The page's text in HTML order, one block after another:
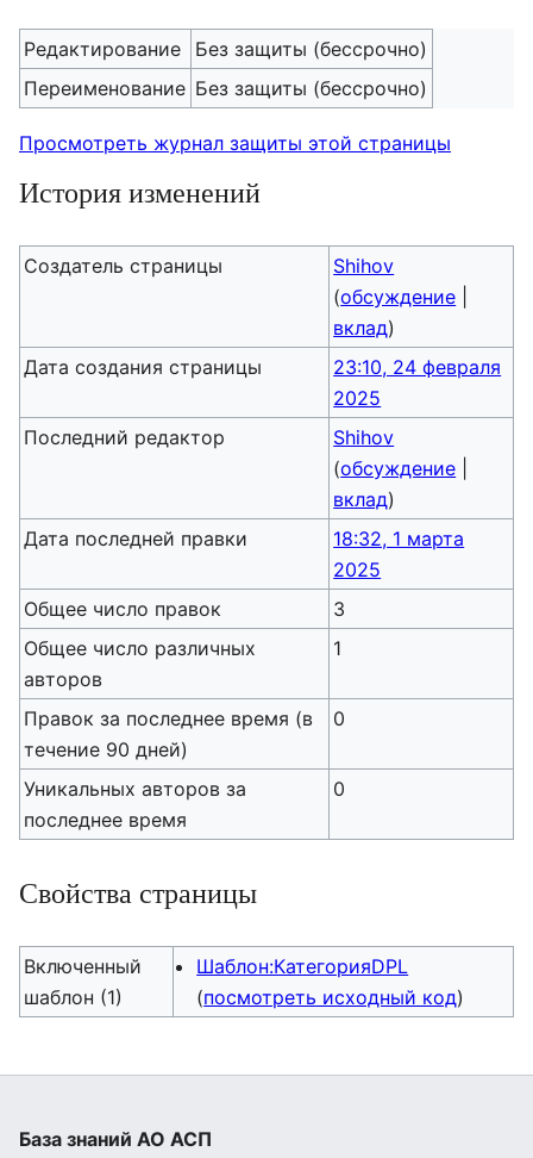
Редактирование
Без защиты (бессрочно)
Переименование Без защиты (бессрочно)
Просмотреть журнал защиты этой страницы
История изменений
Создатель страницы
Shihov
(обсуждение
вклад)
Дата создания страницы
23:10, 24 февраля
2025
Последний редактор
Shihov
(обсуждение
вклад)
Дата последней правки
18:32, 1 марта
2025
Общее число правок
3
Общее число различных
авторов
1
Правок за последнее время (в
течение 90 дней)
0
Уникальных авторов за
последнее время
0
Свойства страницы
Включенный
шаблон (1)
Шаблон:КатегорияDPL
(посмотреть исходный код)
База знаний АО АСП